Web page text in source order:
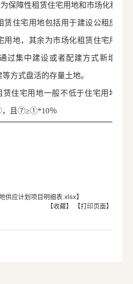
保障性租赁住宅用地和市场化租赁
赁住宅用地包括用于建设公租房等
用地，其余为市场化租赁住宅用地
过集中建设或者配建方式新增供
方式盘活的存量土地。
赁住宅用地一般不低于住宅用地总
且⑦≥①*10％
供应计划项目明细表.xlsx】
【收藏】
【打印页面】